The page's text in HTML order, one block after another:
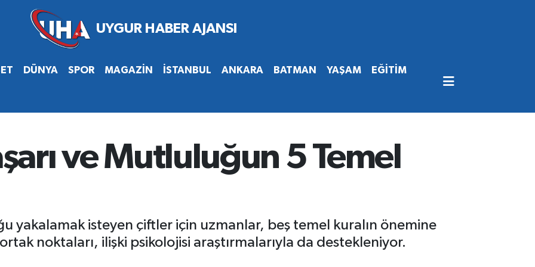
DÜNYA SPOR MAGAZİN İSTANBUL ANKARA BATMAN YAŞAM EĞİTİM
ve Mutluluğun 5 Temel
yakalamak isteyen çiftler için uzmanlar, beş temel kuralın önemine
noktaları, ilişki psikolojisi araştırmalarıyla da destekleniyor.